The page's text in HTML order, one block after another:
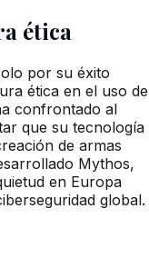
ética
por su éxito
ética en el uso de
confrontado al
que su tecnología
de armas
Mythos,
en Europa
global.